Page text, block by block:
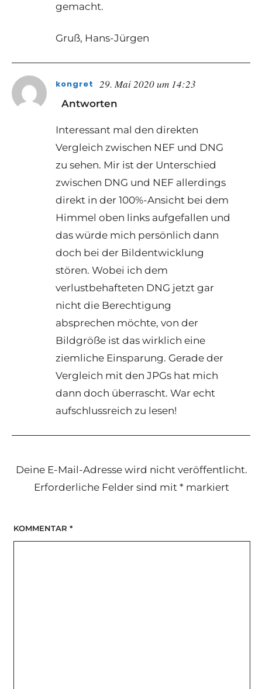
gemacht.
Gruß, Hans-Jürgen
kongret 29. Mai 2020 um 14:23
Antworten
Interessant mal den direkten
Vergleich zwischen NEF und DNG
zu sehen. Mir ist der Unterschied
zwischen DNG und NEF allerdings
direkt in der 100%-Ansicht bei dem
Himmel oben links aufgefallen und
das würde mich persönlich dann
doch bei der Bildentwicklung
stören. Wobei ich dem
verlustbehafteten DNG jetzt gar
nicht die Berechtigung
absprechen möchte, von der
Bildgröße ist das wirklich eine
ziemliche Einsparung. Gerade der
Vergleich mit den JPGs hat mich
dann doch überrascht. War echt
aufschlussreich zu lesen!
Deine E-Mail-Adresse wird nicht veröffentlicht.
Erforderliche Felder sind mit* markiert
KOMMENTAR *